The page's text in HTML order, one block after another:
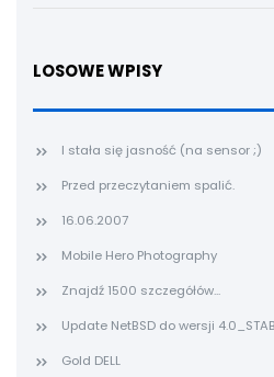
LOSOWE WPISY
I stała się jasność (na sensor ;)
Przed przeczytaniem spalić.
16.06.2007
Mobile Hero Photography
Znajdź 1500 szczegółów...
Update NetBSD do wersji
Gold DELL